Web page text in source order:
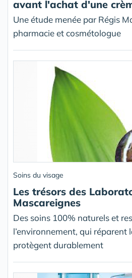
avant l'achat d'une
Une étude menée par Régis
pharmacie et cosmétologue
Soins du visage
Les trésors des
Mascareignes
Des soins 100% naturels et
l’environnement, qui réparent
protègent durablement